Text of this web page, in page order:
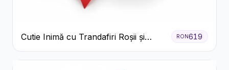
Cutie Inimă cu Trandafiri Roșii și
Bomboane Raffaello
RON619